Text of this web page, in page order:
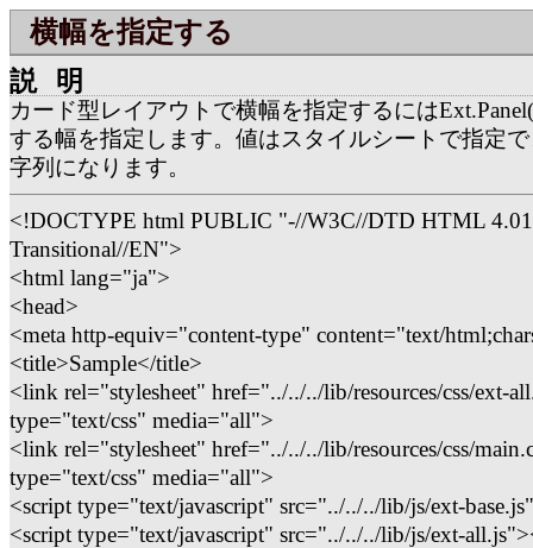
横幅を指定する
説明
カード型レイアウトで横幅を指定するには
する幅を指定します。値はスタイルシートで指定
字列になります。
<!DOCTYPE html PUBLIC "-//W3C//DTD HTML 4.01
Transitional//EN">
<html lang="ja">
<head>
<meta http-equiv="content-type" content="text/
<title>Sample</title>
<link rel="stylesheet" href="../../../lib/resources/css/ext-
type="text/css" media="all">
<link rel="stylesheet" href="../../../lib/resources/css/
type="text/css" media="all">
<script type="text/javascript" src="../../../lib/js/ext-
<script type="text/javascript" src="../../../lib/js/ext-